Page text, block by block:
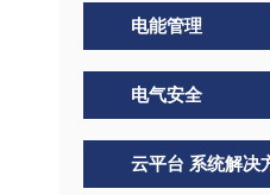
电能管理
电气安全
云平台 系统解决